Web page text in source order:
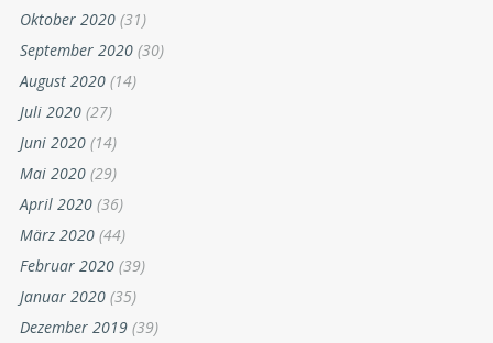
Oktober 2020 (31)
September 2020 (30)
August 2020 (14)
Juli 2020 (27)
Juni 2020 (14)
Mai 2020 (29)
April 2020 (36)
März 2020 (44)
Februar 2020 (39)
Januar 2020 (35)
Dezember 2019 (39)